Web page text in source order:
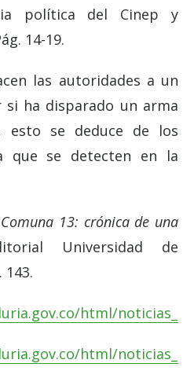
política del Cinep y
14-19.
las autoridades a un
si ha disparado un arma
esto se deduce de los
que se detecten en la
Comuna 13: crónica de una
Universidad de
html/
html/